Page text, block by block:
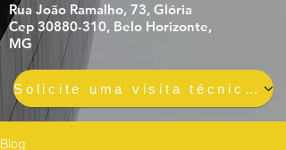
Rua João Ramalho, 73, Glória
Cep 30880-310, Belo Horizonte,
MG
Solicite uma visita técnica gratuita e sem compromisso
Blog